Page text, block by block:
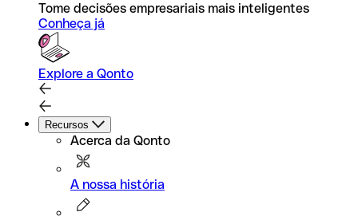
Tome decisões empresariais mais inteligentes
Conheça já
Explore a Qonto
Recursos
Acerca da Qonto
A nossa história